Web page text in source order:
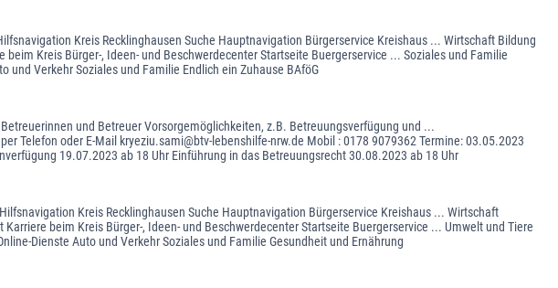
Kreis Recklinghausen Suche Hauptnavigation Bürgerservice Kreishaus ... Wirtschaft Bildung
Kreis Bürger-, Ideen- und Beschwerdecenter Startseite Buergerservice ... Soziales und Familie
und Verkehr Soziales und Familie Endlich ein Zuhause BAföG
und Betreuer Vorsorgemöglichkeiten, z.B. Betreuungsverfügung und ...
Telefon oder E-Mail kryeziu.sami@btv-lebenshilfe-nrw.de Mobil : 0178 9079362 Termine: 03.05.2023
19.07.2023 ab 18 Uhr Einführung in das Betreuungsrecht 30.08.2023 ab 18 Uhr
Kreis Recklinghausen Suche Hauptnavigation Bürgerservice Kreishaus ... Wirtschaft
beim Kreis Bürger-, Ideen- und Beschwerdecenter Startseite Buergerservice ... Umwelt und Tiere
Dienste Auto und Verkehr Soziales und Familie Gesundheit und Ernährung